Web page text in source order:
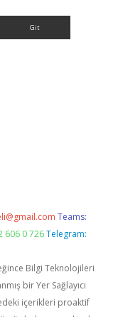
Teams:
606 0 726 Telegram:
Bilgi Teknolojileri
bir Yer Sağlayıcı
içerikleri proaktif